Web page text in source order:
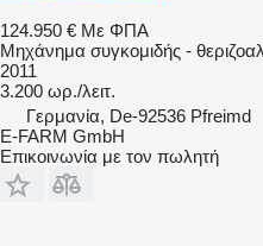
124.950 € Με ΦΠΑ
Μηχάνημα συγκομιδής -
2011
3.200 ωρ./λειτ.
Γερμανία, De-92536 Pfreimd
E-FARM GmbH
Επικοινωνία με τον πωλητή